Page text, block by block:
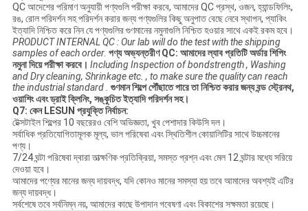
QC আদেশের পরিমাণ অনুযায়ী পণ্যগুলি পরীক্ষা করবে, আমাদের QC প্রস্থ, ওজন, হ্যান্ডফিলিং,
রঙ, রোল পরিদর্শন সহ পরিদর্শন করার জন্য পণ্যগুলির কিছু অনুপাত বেছে নেবে স্থাপন, প্যাকিং
ইত্যাদি নিশ্চিত করে নিন যে পণ্যগুলির গুণমানের নমুনাগুলি নিশ্চিত হওয়ার সাথে একই রকম হবে।
PRODUCT INTERNAL QC : Our lab will do the test with the shipping
samples of each order. পণ্য অভ্যন্তরীণ QC: আমাদের ল্যাব প্রতিটি অর্ডার শিপিং
নমুনা দিয়ে পরীক্ষা করবে। Including Inspection of bondstrength , Washing
and Dry cleaning, Shrinkage etc. , to make sure the quality can reach
the industrial standard . গুণমান শিল্পে পৌঁছাতে পারে তা নিশ্চিত করার জন্য বন্ড স্ট্রেনথ,
ওয়াশিং এবং ড্রাই ক্লিনিং, সঙ্কুচিত ইত্যাদি পরিদর্শন সহ।
Q7: কেন LESUN প্রযুক্তি নির্বাচন:
টেক্সটাইল শিল্পের 10 বছরেরও বেশি অভিজ্ঞতা, খুব পেশাদার কিউসি দল।
সর্বাধিক প্রতিযোগিতামূলক মূল্য, ভাল পরিষেবা এবং স্থিতিশীল কোয়ালিটির সাথে উচ্চমানের
পণ্য।
7/24 ঘন্টা পরিষেবা দ্বারা তাত্ক্ষণিক প্রতিক্রিয়া, সমস্ত প্রশ্ন এবং মেল 12 ঘন্টার মধ্যে সরিয়ে
দেওয়া হবে।
আমাদের পণ্যের মানের জন্য দায়বদ্ধ, যদি কোনও মানের সমস্যা হয় তবে আমাদের অবশ্যই এটির
জন্য দায়বদ্ধ।
সর্বশেষে তবে সর্বনিম্ন নয়, আমাদের কাছে উপাদান গবেষণা এবং বিকাশের সক্ষমতা রয়েছে।